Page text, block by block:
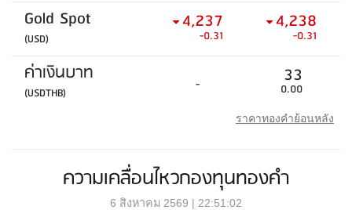
Gold Spot
(USD)
4,237
-0.31
4,238
-0.31
ค่าเงินบาท
(USDTHB) - 33
0.00
ราคาทองคำย้อนหลัง
ความเคลื่อนไหวกองทุนทองคำ
6 สิงหาคม 2569 | 22:51:02